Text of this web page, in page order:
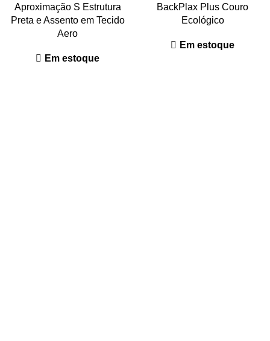
Aproximação S Estrutura
Preta e Assento em Tecido
Aero
Em estoque
BackPlax Plus Couro
Ecológico
Em estoque